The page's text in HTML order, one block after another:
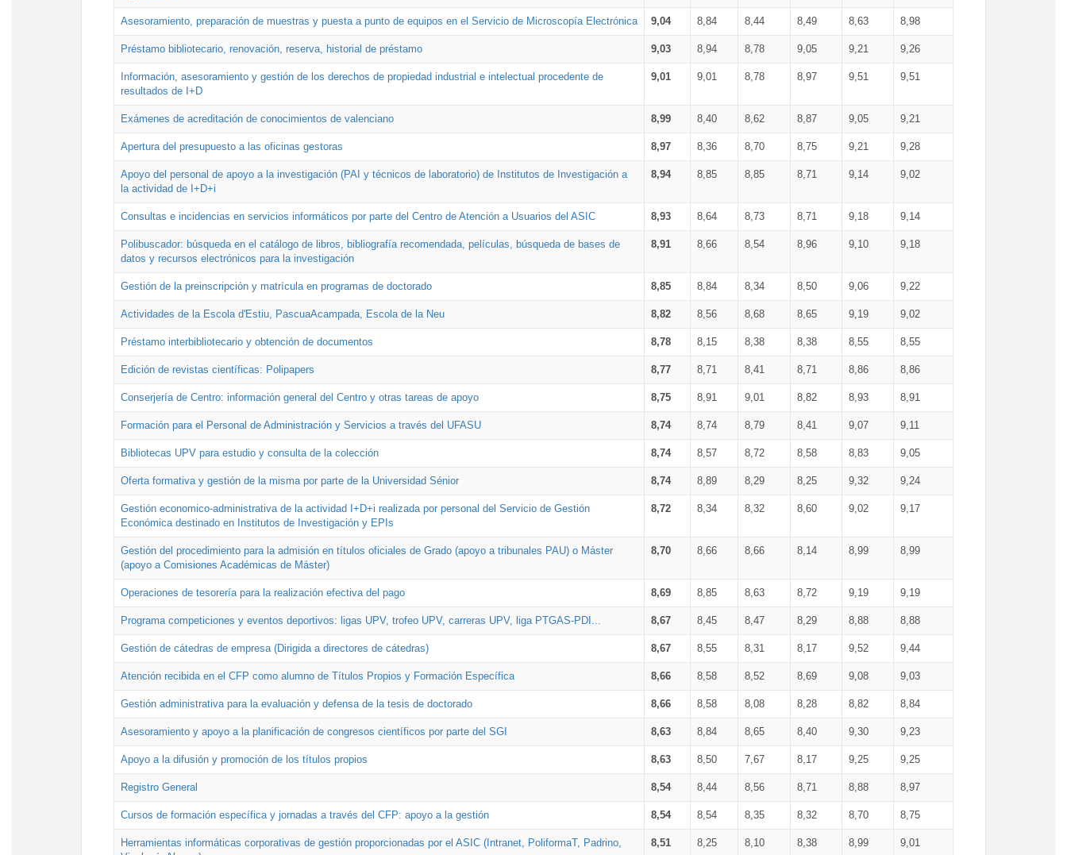
Asesoramiento, preparación de muestras y puesta a punto de equipos en el Servicio de Microscopía Electrónica 9,04 8,84 8,44 8,49 8,63 8,98
Préstamo bibliotecario, renovación, reserva, historial de préstamo 9,03 8,94 8,78 9,05 9,21 9,26
Información, asesoramiento y gestión de los derechos de propiedad industrial e intelectual procedente de
resultados de I+D
9,01 9,01 8,78 8,97 9,51 9,51
Exámenes de acreditación de conocimientos de valenciano 8,99 8,40 8,62 8,87 9,05 9,21
Apertura del presupuesto a las oficinas gestoras 8,97 8,36 8,70 8,75 9,21 9,28
Apoyo del personal de apoyo a la investigación (PAI y técnicos de laboratorio) de Institutos de Investigación a
la actividad de I+D+i
8,94 8,85 8,85 8,71 9,14 9,02
Consultas e incidencias en servicios informáticos por parte del Centro de Atención a Usuarios del ASIC 8,93 8,64 8,73 8,71 9,18 9,14
Polibuscador: búsqueda en el catálogo de libros, bibliografía recomendada, películas, búsqueda de bases de
datos y recursos electrónicos para la investigación
8,91 8,66 8,54 8,96 9,10 9,18
Gestión de la preinscripción y matrícula en programas de doctorado 8,85 8,84 8,34 8,50 9,06 9,22
Actividades de la Escola d'Estiu, PascuaAcampada, Escola de la Neu 8,82 8,56 8,68 8,65 9,19 9,02
Préstamo interbibliotecario y obtención de documentos 8,78 8,15 8,38 8,38 8,55 8,55
Edición de revistas científicas: Polipapers 8,77 8,71 8,41 8,71 8,86 8,86
Conserjería de Centro: información general del Centro y otras tareas de apoyo 8,75 8,91 9,01 8,82 8,93 8,91
Formación para el Personal de Administración y Servicios a través del UFASU 8,74 8,74 8,79 8,41 9,07 9,11
Bibliotecas UPV para estudio y consulta de la colección 8,74 8,57 8,72 8,58 8,83 9,05
Oferta formativa y gestión de la misma por parte de la Universidad Sénior 8,74 8,89 8,29 8,25 9,32 9,24
Gestión economico-administrativa de la actividad I+D+i realizada por personal del Servicio de Gestión
Económica destinado en Institutos de Investigación y EPIs
8,72 8,34 8,32 8,60 9,02 9,17
Gestión del procedimiento para la admisión en títulos oficiales de Grado (apoyo a tribunales PAU) o Máster
(apoyo a Comisiones Académicas de Máster)
8,70 8,66 8,66 8,14 8,99 8,99
Operaciones de tesorería para la realización efectiva del pago 8,69 8,85 8,63 8,72 9,19 9,19
Programa competiciones y eventos deportivos: ligas UPV, trofeo UPV, carreras UPV, liga PTGAS-PDI... 8,67 8,45 8,47 8,29 8,88 8,88
Gestión de cátedras de empresa (Dirigida a directores de cátedras) 8,67 8,55 8,31 8,17 9,52 9,44
Atención recibida en el CFP como alumno de Títulos Propios y Formación Específica 8,66 8,58 8,52 8,69 9,08 9,03
Gestión administrativa para la evaluación y defensa de la tesis de doctorado 8,66 8,58 8,08 8,28 8,82 8,84
Asesoramiento y apoyo a la planificación de congresos científicos por parte del SGI 8,63 8,84 8,65 8,40 9,30 9,23
Apoyo a la difusión y promoción de los títulos propios 8,63 8,50 7,67 8,17 9,25 9,25
Registro General 8,54 8,44 8,56 8,71 8,88 8,97
Cursos de formación específica y jornadas a través del CFP: apoyo a la gestión 8,54 8,54 8,35 8,32 8,70 8,75
Herramientas informáticas corporativas de gestión proporcionadas por el ASIC (Intranet, PoliformaT, Padrino,
8,51 8,25 8,10 8,38 8,99 9,01